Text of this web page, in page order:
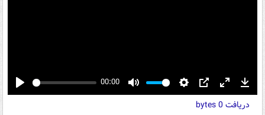
Play
00:00
Mute Settings
PIP Enter
fullscreen
دریافت 0 bytes